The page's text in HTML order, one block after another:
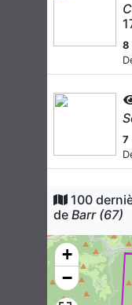
8
7
5
100
de Barr (67)
+
−